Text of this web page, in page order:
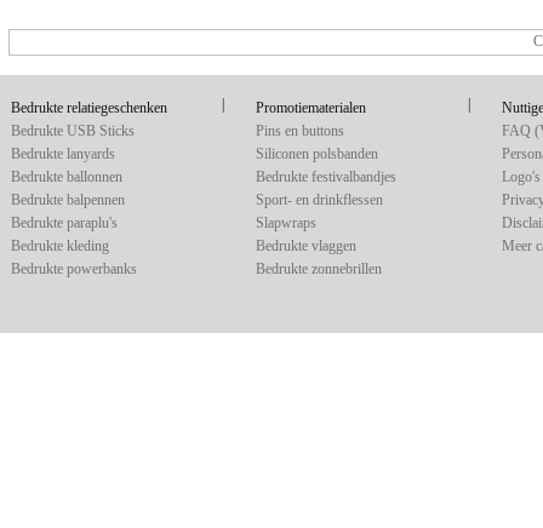
Bedrukte relatiegeschenken
Bedrukte USB Sticks
Bedrukte lanyards
Bedrukte ballonnen
Bedrukte balpennen
Bedrukte paraplu's
Bedrukte kleding
Bedrukte powerbanks
Promotiematerialen
Pins en buttons
Siliconen polsbanden
Bedrukte festivalbandjes
Sport- en drinkflessen
Slapwraps
Bedrukte vlaggen
Bedrukte zonnebrillen
FAQ
Logo's
Meer